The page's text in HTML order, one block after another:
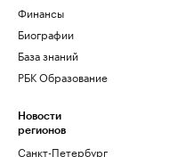
Финансы
Биографии
База знаний
РБК Образование
Новости
регионов
Санкт-Петербург